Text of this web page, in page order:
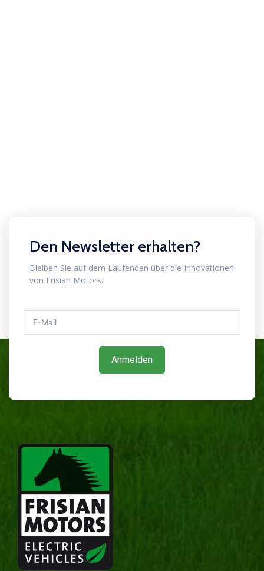
Den Newsletter erhalten?
Bleiben Sie auf dem Laufenden über die Innovationen
von Frisian Motors.
Anmelden